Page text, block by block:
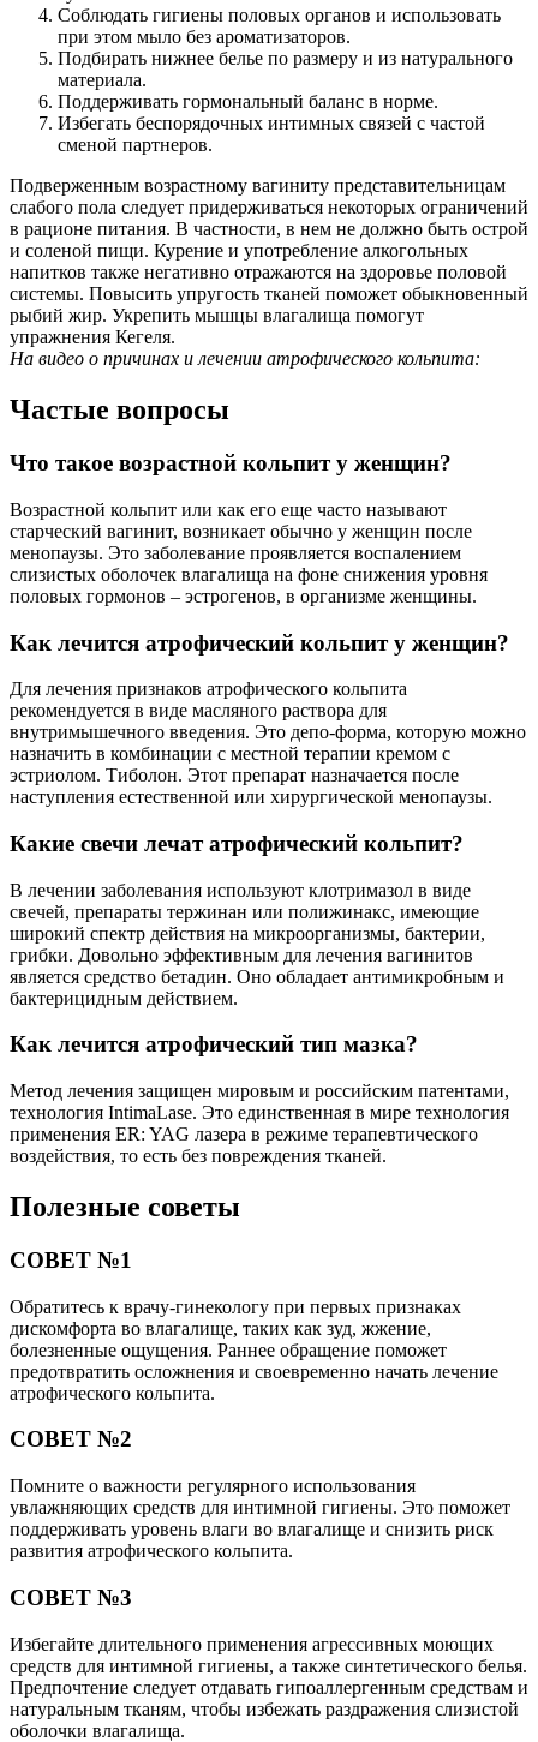
Соблюдать гигиены половых органов и использовать
при этом мыло без ароматизаторов.
Подбирать нижнее белье по размеру и из натурального
материала.
Поддерживать гормональный баланс в норме.
Избегать беспорядочных интимных связей с частой
сменой партнеров.
Подверженным возрастному вагиниту представительницам
слабого пола следует придерживаться некоторых ограничений
в рационе питания. В частности, в нем не должно быть острой
и соленой пищи. Курение и употребление алкогольных
напитков также негативно отражаются на здоровье половой
системы. Повысить упругость тканей поможет обыкновенный
рыбий жир. Укрепить мышцы влагалища помогут
упражнения Кегеля.
На видео о причинах и лечении атрофического кольпита:
Частые вопросы
Что такое возрастной кольпит у женщин?
Возрастной кольпит или как его еще часто называют
старческий вагинит, возникает обычно у женщин после
менопаузы. Это заболевание проявляется воспалением
слизистых оболочек влагалища на фоне снижения уровня
половых гормонов – эстрогенов, в организме женщины.
Как лечится атрофический кольпит у женщин?
Для лечения признаков атрофического кольпита
рекомендуется в виде масляного раствора для
внутримышечного введения. Это депо-форма, которую можно
назначить в комбинации с местной терапии кремом с
эстриолом. Тиболон. Этот препарат назначается после
наступления естественной или хирургической менопаузы.
Какие свечи лечат атрофический кольпит?
В лечении заболевания используют клотримазол в виде
свечей, препараты тержинан или полижинакс, имеющие
широкий спектр действия на микроорганизмы, бактерии,
грибки. Довольно эффективным для лечения вагинитов
является средство бетадин. Оно обладает антимикробным и
бактерицидным действием.
Как лечится атрофический тип мазка?
Метод лечения защищен мировым и российским патентами,
технология IntimaLase. Это единственная в мире технология
применения ER: YAG лазера в режиме терапевтического
воздействия, то есть без повреждения тканей.
Полезные советы
СОВЕТ №1
Обратитесь к врачу-гинекологу при первых признаках
дискомфорта во влагалище, таких как зуд, жжение,
болезненные ощущения. Раннее обращение поможет
предотвратить осложнения и своевременно начать лечение
атрофического кольпита.
СОВЕТ №2
Помните о важности регулярного использования
увлажняющих средств для интимной гигиены. Это поможет
поддерживать уровень влаги во влагалище и снизить риск
развития атрофического кольпита.
СОВЕТ №3
Избегайте длительного применения агрессивных моющих
средств для интимной гигиены, а также синтетического белья.
Предпочтение следует отдавать гипоаллергенным средствам и
натуральным тканям, чтобы избежать раздражения слизистой
оболочки влагалища.